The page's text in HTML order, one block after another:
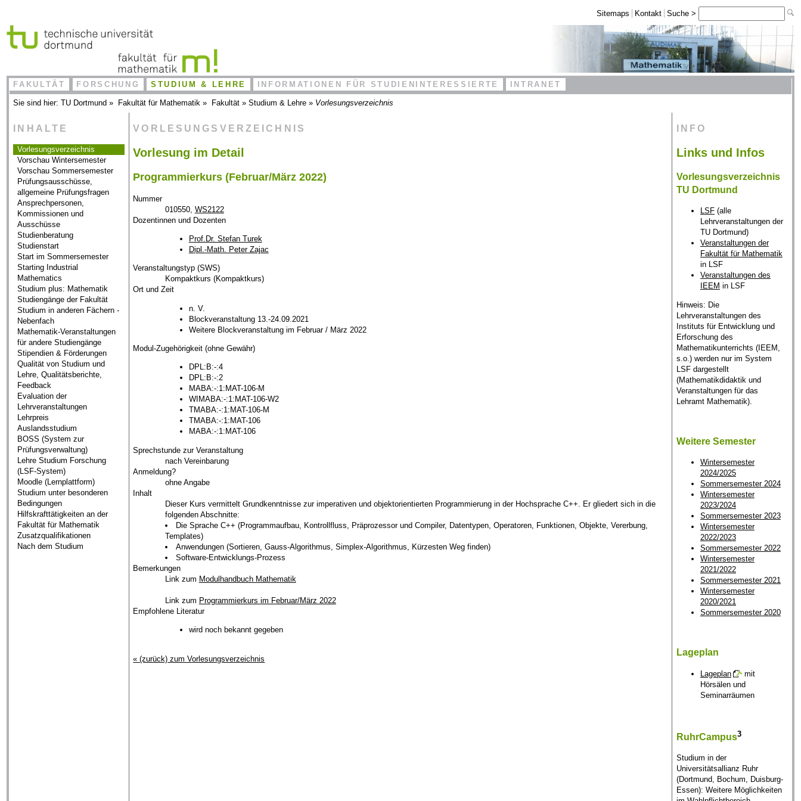
Sitemaps Kontakt Suche >
FAKULTÄT FORSCHUNG STUDIUM & LEHRE INFORMATIONEN FÜR STUDIENINTERESSIERTE INTRANET
Sie sind hier:TU Dortmund » Fakultät für Mathematik » Fakultät »Studium & Lehre » Vorlesungsverzeichnis
INHALTE
Vorlesungsverzeichnis
Vorschau Wintersemester
Vorschau Sommersemester
Prüfungsausschüsse,
allgemeine Prüfungsfragen
Ansprechpersonen,
Kommissionen und
Ausschüsse
Studienberatung
Studienstart
Start im Sommersemester
Starting Industrial
Mathematics
Studium plus: Mathematik
Studiengänge der Fakultät
Studium in anderen Fächern -
Nebenfach
Mathematik-Veranstaltungen
für andere Studiengänge
Stipendien & Förderungen
Qualität von Studium und
Lehre, Qualitätsberichte,
Feedback
Evaluation der
Lehrveranstaltungen
Lehrpreis
Auslandsstudium
BOSS (System zur
Prüfungsverwaltung)
Lehre Studium Forschung
(LSF-System)
Moodle (Lernplattform)
Studium unter besonderen
Bedingungen
Hilfskrafttätigkeiten an der
Fakultät für Mathematik
Zusatzqualifikationen
Nach dem Studium
VORLESUNGSVERZEICHNIS
Vorlesung im Detail
Programmierkurs (Februar/März 2022)
Nummer
010550, WS2122
Dozentinnen und Dozenten
Prof.Dr. Stefan Turek
Dipl.-Math. Peter Zajac
Veranstaltungstyp (SWS)
Kompaktkurs (Kompaktkurs)
Ort und Zeit
n. V.
Blockveranstaltung 13.-24.09.2021
Weitere Blockveranstaltung im Februar / März 2022
Modul-Zugehörigkeit (ohne Gewähr)
DPL:B:-:4
DPL:B:-:2
MABA:-:1:MAT-106-M
WIMABA:-:1:MAT-106-W2
TMABA:-:1:MAT-106-M
TMABA:-:1:MAT-106
MABA:-:1:MAT-106
Sprechstunde zur Veranstaltung
nach Vereinbarung
Anmeldung?
ohne Angabe
Inhalt
Dieser Kurs vermittelt Grundkenntnisse zur imperativen und objektorientierten Programmierung in der Hochsprache C++. Er gliedert sich in die
folgenden Abschnitte:
Die Sprache C++ (Programmaufbau, Kontrollfluss, Präprozessor und Compiler, Datentypen, Operatoren, Funktionen, Objekte, Vererbung,
Templates)
Anwendungen (Sortieren, Gauss-Algorithmus, Simplex-Algorithmus, Kürzesten Weg finden)
Software-Entwicklungs-Prozess
Bemerkungen
Link zum Modulhandbuch Mathematik
Link zum Programmierkurs im Februar/März 2022
Empfohlene Literatur
wird noch bekannt gegeben
« (zurück) zum Vorlesungsverzeichnis
INFO
Links und Infos
Vorlesungsverzeichnis
TU Dortmund
LSF(alle
Lehrveranstaltungen der
TU Dortmund)
Veranstaltungen der
Fakultät für Mathematik
in LSF
Veranstaltungen des
IEEM in LSF
Hinweis: Die
Lehrveranstaltungen des
Instituts für Entwicklung und
Erforschung des
Mathematikunterrichts (IEEM,
s.o.) werden nur im System
LSF dargestellt
(Mathematikdidaktik und
Veranstaltungen für das
Lehramt Mathematik).
Weitere Semester
Wintersemester
2024/2025
Sommersemester 2024
Wintersemester
2023/2024
Sommersemester 2023
Wintersemester
2022/2023
Sommersemester 2022
Wintersemester
2021/2022
Sommersemester 2021
Wintersemester
2020/2021
Sommersemester 2020
Lageplan
Lageplan
mit
Hörsälen und
Seminarräumen
RuhrCampus3
Studium in der
Universitätsallianz Ruhr
(Dortmund, Bochum, Duisburg-
Essen): Weitere Möglichkeiten